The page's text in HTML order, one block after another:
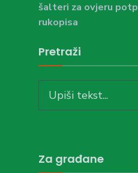
šalteri za ovjeru
rukopisa
Pretraži
Za građane